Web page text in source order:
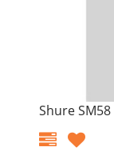
Shure